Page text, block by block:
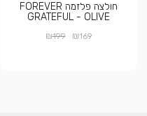
חולצה פלזמה FOREVER
GRATEFUL - OLIVE
₪169
₪199